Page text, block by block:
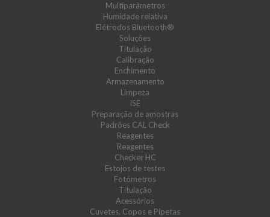
Multiparâmetros
Humidade relativa
Elétrodos Bluetooth®
Soluções
Titulação
Calibração
Enchimento
Armazenamento
Limpeza
ISE
Preparação de amostras
Padrões CAL Check
Reagentes
Reagentes
Checker HC
Estojos de testes
Fotómetros
Titulação
Acessórios
Cuvetes, Copos e Pipetas